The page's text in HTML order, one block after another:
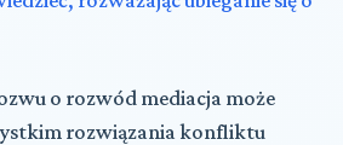
o rozwód mediacja może
rozwiązania konfliktu